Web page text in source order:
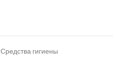
Средства гигиены